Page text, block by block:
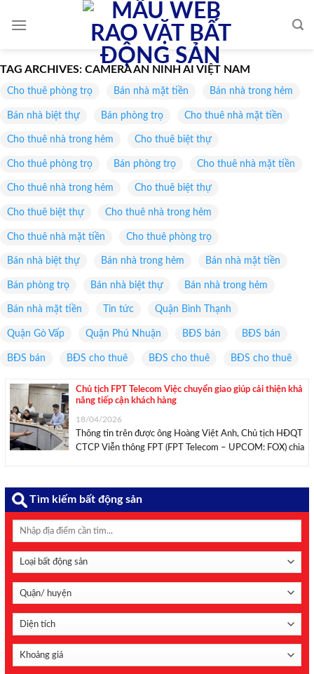
TAG ARCHIVES: CAMERA AN NINH AI VIỆT NAM
Cho thuê phòng trọ Bán nhà mặt tiền Bán nhà trong hẻm
Bán nhà biệt thự Bán phòng trọ Cho thuê nhà mặt tiền
Cho thuê nhà trong hẻm Cho thuê biệt thự
Cho thuê phòng trọ Bán phòng trọ Cho thuê nhà mặt tiền
Cho thuê nhà trong hẻm Cho thuê biệt thự
Cho thuê biệt thự Cho thuê nhà trong hẻm
Cho thuê nhà mặt tiền Cho thuê phòng trọ
Bán nhà biệt thự Bán nhà trong hẻm Bán nhà mặt tiền
Bán phòng trọ Bán nhà biệt thự Bán nhà trong hẻm
Bán nhà mặt tiền Tin tức Quận Bình Thạnh
Quận Gò Vấp Quận Phú Nhuận BĐS bán BĐS bán
BĐS bán BĐS cho thuê BĐS cho thuê BĐS cho thuê
Chủ tịch FPT Telecom Việc chuyển giao giúp cải thiện khả
năng tiếp cận khách hàng
18/04/2026
Thông tin trên được ông Hoàng Việt Anh, Chủ tịch HĐQT
CTCP Viễn thông FPT (FPT Telecom – UPCOM: FOX) chia
niên đầu tiên ...
Tìm kiếm bất động sản